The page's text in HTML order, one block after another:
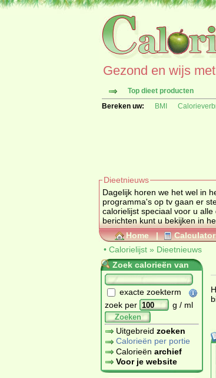
Gezond en wijs
Top dieet producten
Bereken uw:
BMI
Dieetnieuws
Dagelijk horen we het wel in
programma's op tv gaan er steeds vaker
calorielijst speciaal voor u
berichten kunt u bekijken in
Home |
• Calorielijst » Dieetnieuws
Zoek calorieën van
exacte zoekterm
zoek per
g / ml
Zoeken
Uitgebreid zoeken
Calorieën per portie
Calorieën archief
Voor je website